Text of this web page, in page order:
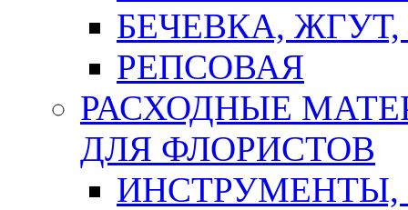
БЕЧЕВКА,
РЕПСОВАЯ
РАСХОДНЫЕ
ДЛЯ ФЛОРИСТОВ
ИНСТРУМЕНТЫ,